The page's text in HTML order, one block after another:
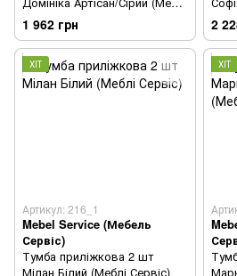
Сервіс)
1 962 грн 2
ХІТ
Артикул: 216_1
Mebel Service (Мебель
Сервіс)
Тумба приліжкова 2 шт
Мілан Білий (Меблі Сервіс)
ХІТ